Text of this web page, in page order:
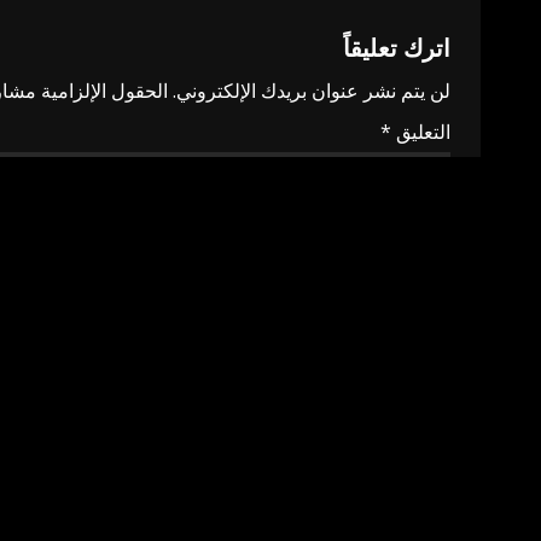
اترك تعليقاً
لن يتم نشر عنوان بريدك الإلكتروني. الحقول الإلزامية
التعليق *